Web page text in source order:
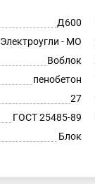
Д600
Электроугли - МО
Воблок
пенобетон
27
ГОСТ 25485-89
Блок